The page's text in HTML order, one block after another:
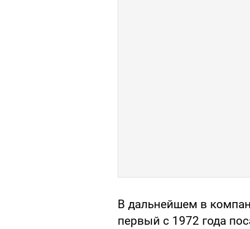
В дальнейшем в
первый с 1972 года